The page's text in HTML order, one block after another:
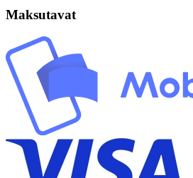
Maksutavat